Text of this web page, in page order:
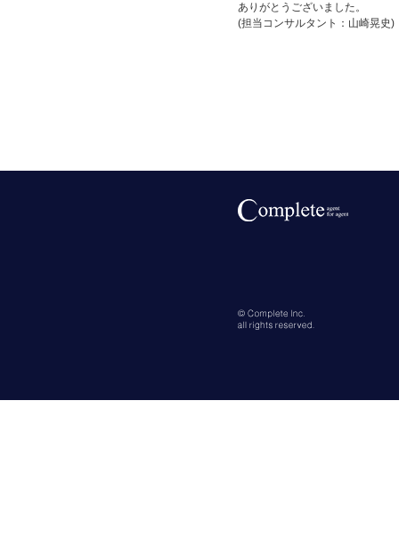
ありがとうございました。
(担当コンサルタント：山崎晃史)